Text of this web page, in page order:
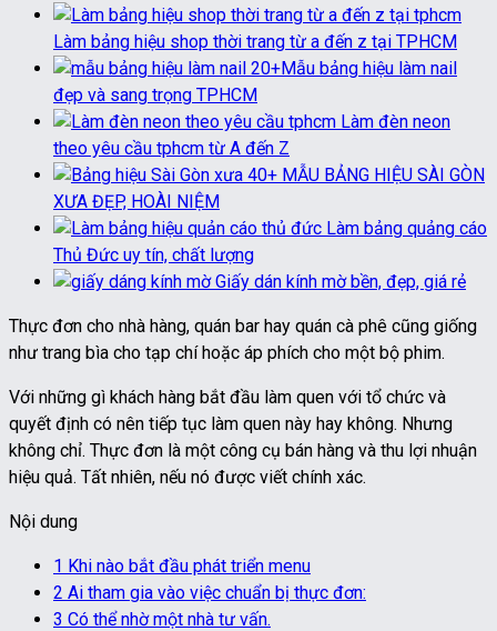
Làm bảng hiệu shop thời trang từ a đến z tại TPHCM
20+Mẫu bảng hiệu làm nail
đẹp và sang trọng TPHCM
Làm đèn neon
theo yêu cầu tphcm từ A đến Z
40+ MẪU BẢNG HIỆU SÀI GÒN
XƯA ĐẸP, HOÀI NIỆM
Làm bảng quảng cáo
Thủ Đức uy tín, chất lượng
Giấy dán kính mờ bền, đẹp, giá rẻ
Thực đơn cho nhà hàng, quán bar hay quán cà phê cũng giống
như trang bìa cho tạp chí hoặc áp phích cho một bộ phim.
Với những gì khách hàng bắt đầu làm quen với tổ chức và
quyết định có nên tiếp tục làm quen này hay không. Nhưng
không chỉ. Thực đơn là một công cụ bán hàng và thu lợi nhuận
hiệu quả. Tất nhiên, nếu nó được viết chính xác.
Nội dung
1 Khi nào bắt đầu phát triển menu
2 Ai tham gia vào việc chuẩn bị thực đơn:
3 Có thể nhờ một nhà tư vấn.